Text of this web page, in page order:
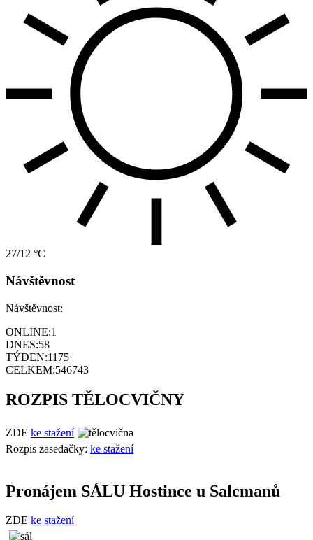
27/12 °C
Návštěvnost
Návštěvnost:
ONLINE:1
DNES:58
TÝDEN:1175
CELKEM:546743
ROZPIS TĚLOCVIČNY
ZDE ke stažení
Rozpis zasedačky: ke stažení
Pronájem SÁLU Hostince u Salcmanů
ZDE ke stažení